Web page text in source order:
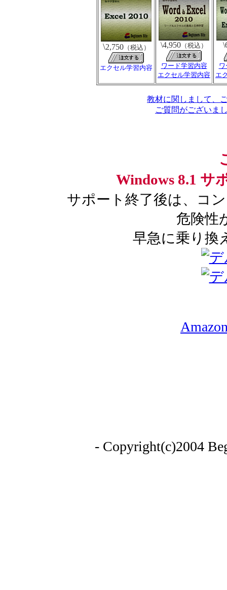
\2,750（税込）
エクセル学習内容
\4,950 （税込）
ワード学習内容
エクセル学習内容
エ
教材に関しまして、
ご質問がございま
Windows 8.1 サ
サポート終了後は、コ
危険性
早急に乗り換
- Copyright(c)2004